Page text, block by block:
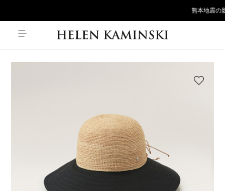
熊本地震の